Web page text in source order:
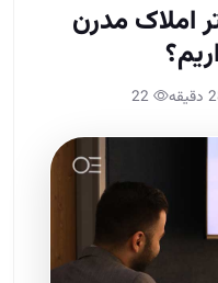
املاک مدرن